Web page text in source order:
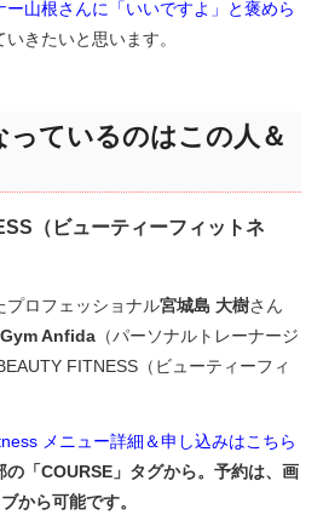
山根さんに「いいですよ」と褒めら
いきたいと思います。
っているのはこの人＆
（ビューティーフィットネ
プロフェッショナル宮城島 大樹さん
Anfida （パーソナルトレーナージ
FITNESS（ビューティーフィ
メニュー詳細＆申し込みはこちら
の「COURSE」タグから。予約は、画
から可能です。